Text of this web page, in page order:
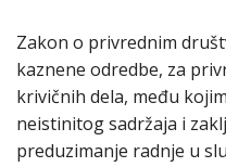
Zakon o privrednim
kaznene odredbe, za
krivičnih dela, među
neistinitog sadržaja i
preduzimanje radnje u